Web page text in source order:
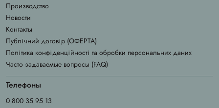
Производство
Новости
Контакты
Публічний договір (ОФЕРТА)
Політика конфіденційності та обробки персональних даних
Часто задаваемые вопросы (FAQ)
Телефоны
0 800 35 95 13